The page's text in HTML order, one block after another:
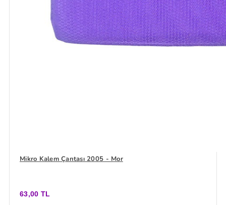
Mikro Kalem Çantası 2005 - Mor
63,00 TL